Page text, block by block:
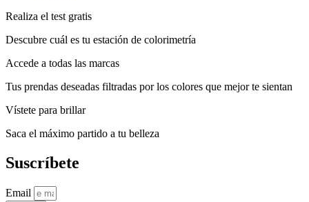
Realiza el test gratis
Descubre cuál es tu estación de colorimetría
Accede a todas las marcas
Tus prendas deseadas filtradas por los colores que mejor te sientan
Vístete para brillar
Saca el máximo partido a tu belleza
Suscríbete
Email